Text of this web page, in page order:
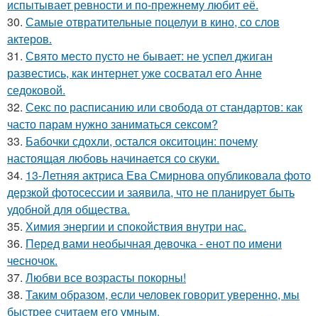
испытывает ревности и по-прежнему любит её.
30. Самые отвратительные поцелуи в кино, со слов
актеров.
31. Свято место пусто не бывает: не успел джиган
развестись, как интернет уже сосватал его Анне
седоковой.
32. Секс по расписанию или свобода от стандартов: как
часто парам нужно заниматься сексом?
33. Бабочки сдохли, остался окситоцин: почему
настоящая любовь начинается со скуки.
34. 13-Летняя актриса Ева Смирнова опубликовала фото
дерзкой фотосессии и заявила, что не планирует быть
удобной для общества.
35. Химия энергии и спокойствия внутри нас.
36. Перед вами необычная девочка - енот по имени
чесночок.
37. Любви все возрасты покорны!
38. Таким образом, если человек говорит уверенно, мы
быстрее считаем его умным.